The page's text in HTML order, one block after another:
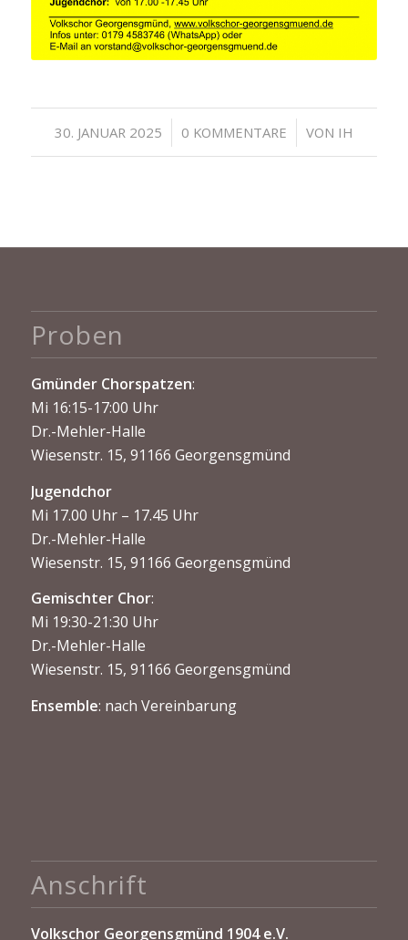
30. JANUAR 2025
/ 0 KOMMENTARE
/ VON IH
Proben
Gmünder Chorspatzen:
Mi 16:15-17:00 Uhr
Dr.-Mehler-Halle
Wiesenstr. 15, 91166 Georgensgmünd
Jugendchor
Mi 17.00 Uhr – 17.45 Uhr
Dr.-Mehler-Halle
Wiesenstr. 15, 91166 Georgensgmünd
Gemischter Chor:
Mi 19:30-21:30 Uhr
Dr.-Mehler-Halle
Wiesenstr. 15, 91166 Georgensgmünd
Ensemble: nach Vereinbarung
Anschrift
Volkschor Georgensgmünd 1904 e.V.